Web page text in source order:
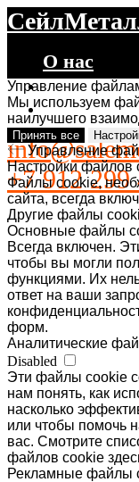
О нас
Каталог
+7 912 299
Управление
Мы используем
наилучшего
Принять все
Управление
Настройки файлов
Файлы cookie,
сайта, всегда
Другие файлы
Основные файлы
Всегда включен.
чтобы вы могли
функциями. Их
ответ на ваши
форм.
Аналитические
Disabled
Эти файлы cookie
нам понять, как
насколько
или чтобы помочь
вас. Смотрите
файлов cookie
Рекламные файлы